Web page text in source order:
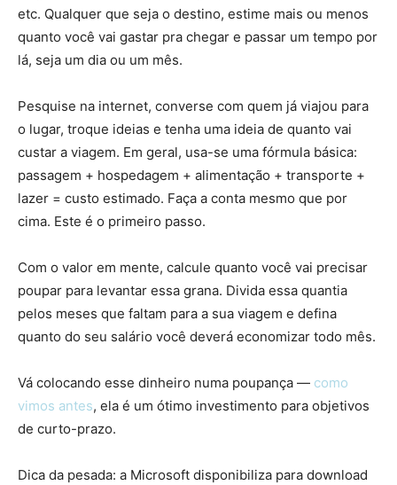
etc. Qualquer que seja o destino, estime mais ou menos
quanto você vai gastar pra chegar e passar um tempo por
lá, seja um dia ou um mês.
Pesquise na internet, converse com quem já viajou para
o lugar, troque ideias e tenha uma ideia de quanto vai
custar a viagem. Em geral, usa-se uma fórmula básica:
passagem + hospedagem + alimentação + transporte +
lazer = custo estimado. Faça a conta mesmo que por
cima. Este é o primeiro passo.
Com o valor em mente, calcule quanto você vai precisar
poupar para levantar essa grana. Divida essa quantia
pelos meses que faltam para a sua viagem e defina
quanto do seu salário você deverá economizar todo mês.
Vá colocando esse dinheiro numa poupança — como
vimos antes, ela é um ótimo investimento para objetivos
de curto-prazo.
Dica da pesada: a Microsoft disponibiliza para download